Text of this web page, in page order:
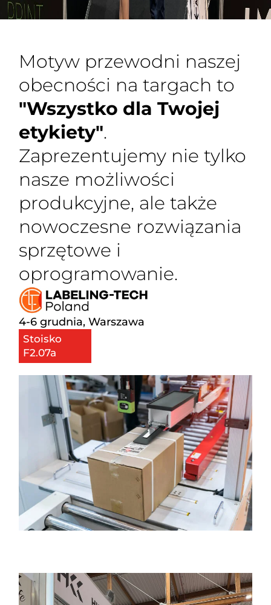
Motyw przewodni naszej
obecności na targach to
"Wszystko dla Twojej
etykiety".
Zaprezentujemy nie tylko
nasze możliwości
produkcyjne, ale także
nowoczesne rozwiązania
sprzętowe i
oprogramowanie.
4-6 grudnia, Warszawa
Stoisko
F2.07a